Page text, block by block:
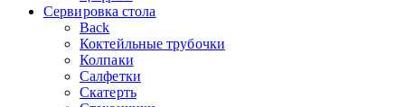
Сервировка стола
Back
Коктейльные трубочки
Колпаки
Салфетки
Скатерть